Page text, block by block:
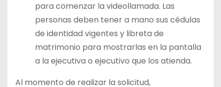
para comenzar la videollamada. Las
personas deben tener a mano sus cédulas
de identidad vigentes y libreta de
matrimonio para mostrarlas en la pantalla
a la ejecutiva o ejecutivo que los atienda.
Al momento de realizar la solicitud,